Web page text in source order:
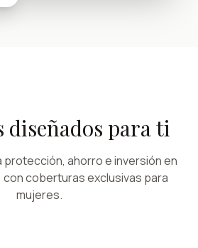
diseñados para ti
protección, ahorro e inversión en
coberturas exclusivas para
mujeres.